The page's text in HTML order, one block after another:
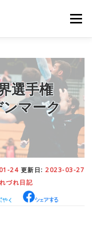
メニュー
– ごはん事情
選手権
マーク
24 更新日: 2023-03-27
づれ日記